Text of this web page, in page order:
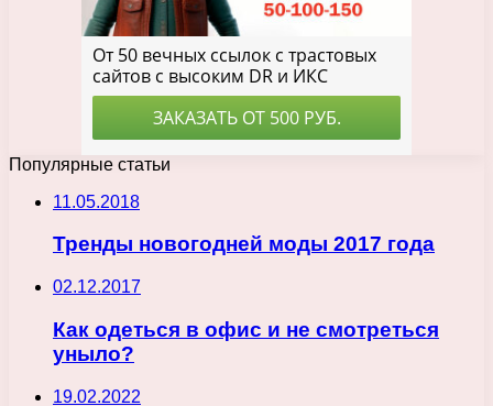
Популярные статьи
11.05.2018
Тренды новогодней моды 2017 года
02.12.2017
Как одеться в офис и не смотреться
уныло?
19.02.2022